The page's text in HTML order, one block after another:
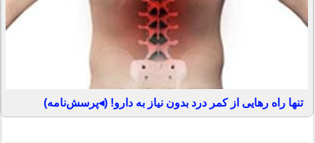
تنها راه رهایی از کمر درد بدون نیاز به دارو! (◂پرسش‌نامه)